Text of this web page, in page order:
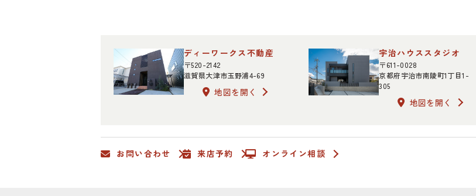
ディーワークス不動産
〒520-2142
滋賀県大津市玉野浦4-69
地図を開く
宇治ハウススタジオ
〒611-0028
京都府宇治市南陵町1丁目1-
305
地図を開く
お問い合わせ 来店予約 オンライン相談